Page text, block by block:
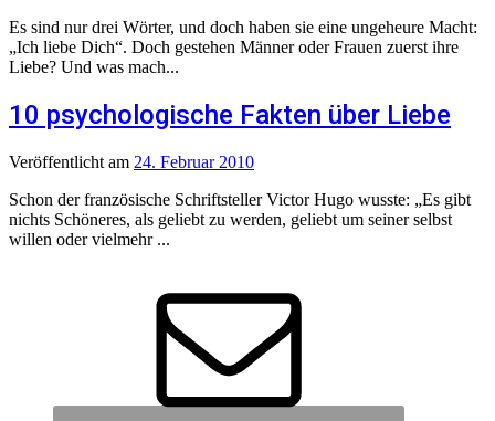
Es sind nur drei Wörter, und doch haben sie eine ungeheure Macht:
„Ich liebe Dich“. Doch gestehen Männer oder Frauen zuerst ihre
Liebe? Und was mach...
10 psychologische Fakten über Liebe
Veröffentlicht am 24. Februar 2010
Schon der französische Schriftsteller Victor Hugo wusste: „Es gibt
nichts Schöneres, als geliebt zu werden, geliebt um seiner selbst
willen oder vielmehr ...